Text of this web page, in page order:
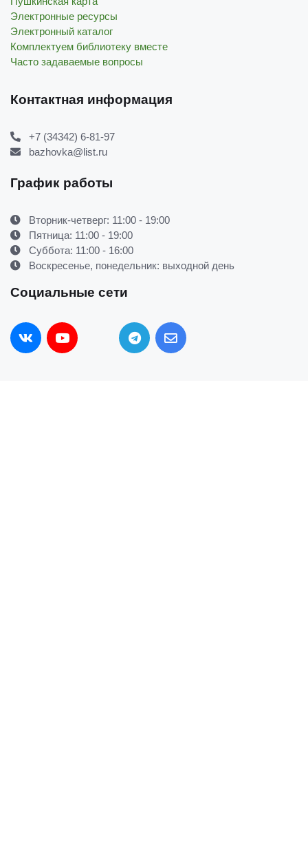
Электронные ресурсы
Электронный каталог
Комплектуем библиотеку вместе
Часто задаваемые вопросы
Контактная информация
+7 (34342) 6-81-97
bazhovka@list.ru
График работы
Вторник-четверг: 11:00 - 19:00
Пятница: 11:00 - 19:00
Суббота: 11:00 - 16:00
Воскресенье, понедельник: выходной день
Социальные сети